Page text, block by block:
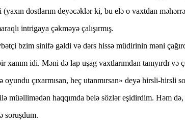
dostlarım deyəcəklər ki, bu elə o vaxtdan
intrigaya çəkməyə çalışırmış.
bzim sinifə gəldi və dərs hissə müdirinin məni
xanım idi. Məni də lap uşag vaxtlarımdan tanıyırdı
çıxarmısan, heç utanmırsan» deyə hirsli-hirsli
müəllimədən haqqımda belə sözlər eşidirdim. Həm
soruşdum.